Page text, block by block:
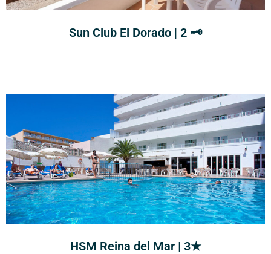
Sun Club El Dorado | 2 🗝
HSM Reina del Mar | 3★